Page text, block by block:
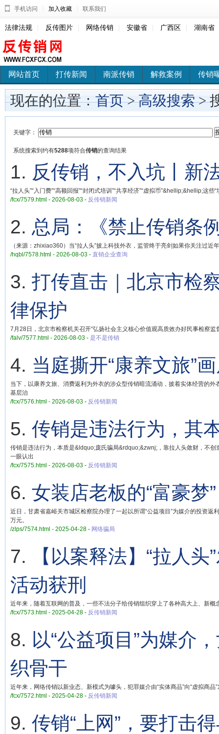
手机访问 加入收藏 联系我们
法律法规 反传图片 网络传销 安徽省 广西区 湖南省
网站首页 打传新闻 南派传销 解救案例 传销
现在的位置：首页>高级搜索>
关键字：
系统搜索到约有5288项符合传销的查询结果
1. 反传销，不入坑丨新
“拉人头”“入门费”“高额回报”“封闭式培训”“共享经济”“虚拟币”&hellip;&hellip;这些“
/fcx/7579.html - 2026-08-03 - 反传销新闻
2. 总局：《禁止传销条
（来源：zhixiao360）当“拉人头”披上科技外衣，监管终于亮剑如果你关注过
/hqbl/7578.html - 2026-08-03 - 直销企业查询
3. 打传直击｜北京市检
律保护
7月28日，北京市检察机关召开“弘扬社会主义核心价值观高质效办好民事检察
/falv/7577.html - 2026-08-03 - 是不是传销
4. 当庭撕开“康养文旅”
当下，以康养文旅、消费返利为外衣的涉众型传销暗流涌动，披着实体经营的
基层治
/fcx/7576.html - 2026-08-03 - 反传销新闻
5. 传销是违法行为，其
传销是违法行为，本质是&ldquo;庞氏骗局&rdquo;&zwnj;，靠拉人头敛财，不
一眼认出
/fcx/7575.html - 2026-08-03 - 反传销新闻
6. 女装店老板的“富豪梦
近日，甘肃省嘉峪关市城区检察院办理了一起以所谓“公益项目”为媒介的投资
万元。
/zlps/7574.html - 2025-04-28 - 网络骗局
7.
【以案释法】“拉人
活动获刑
近年来，随着互联网的普及，一些不法分子给传销组织穿上了各种高大上、新概
/fcx/7573.html - 2025-04-28 - 反传销新闻
8. 以“公益项目”为媒介
织骨干
近年来，网络传销以新业态、新模式为噱头，犯罪媒介由“实体商品”向“虚拟商
/fcx/7572.html - 2025-04-28 - 反传销新闻
9. 传销“上网”，要打击